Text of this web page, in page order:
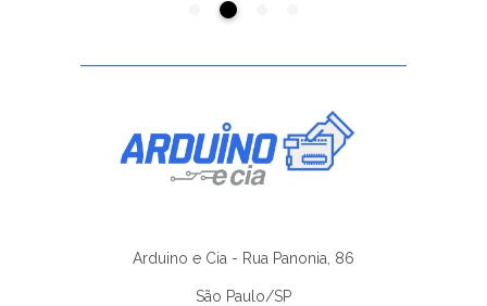
Arduino e Cia - Rua Panonia, 86
São Paulo/SP